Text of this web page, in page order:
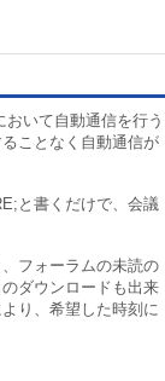
いて自動通信を行う
ことなく自動通信が
と書くだけで、会議
フォーラムの未読の
ダウンロードも出来
り、希望した時刻に